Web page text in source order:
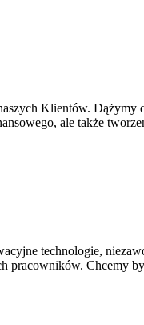
Klientów. Dążymy
ale także
technologie,
pracowników. Chcemy